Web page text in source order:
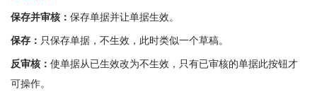
保存并审核： 保存单据并让单据生效。
保存： 只保存单据，不生效，此时类似一个草稿。
反审核： 使单据从已生效改为不生效，只有已审核的单据此按钮才
可操作。